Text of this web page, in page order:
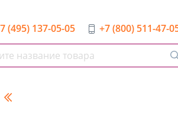
(495) 137-05-05 +7 (800) 511-47-